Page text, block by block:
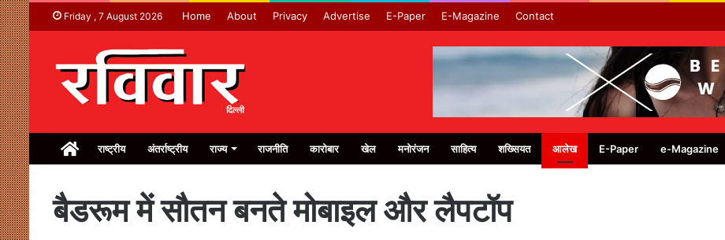
Friday , 7 August 2026 Home About Privacy Advertise E-Paper E-Magazine Contact
Homeराष्ट्रीय अंतर्राष्ट्रीय राज्य राजनीति कारोबार खेल मनोरंजन साहित्य शख्सियत आलेख E-Paper e-Magazine
बैडरूम में सौतन बनते मोबाइल और लैपटॉप